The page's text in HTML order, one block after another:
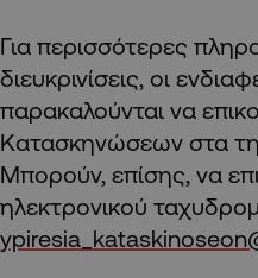
Για περισσότερες
διευκρινίσεις, οι
παρακαλούνται να
Κατασκηνώσεων στα
Μπορούν, επίσης, να
ηλεκτρονικού